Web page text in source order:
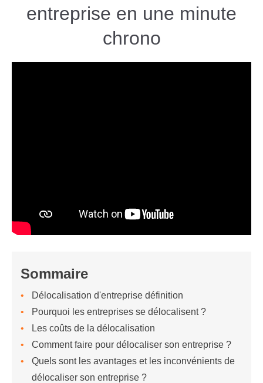
entreprise en une minute
chrono
Sommaire
Délocalisation d'entreprise définition
Pourquoi les entreprises se délocalisent ?
Les coûts de la délocalisation
Comment faire pour délocaliser son entreprise ?
Quels sont les avantages et les inconvénients de
délocaliser son entreprise ?